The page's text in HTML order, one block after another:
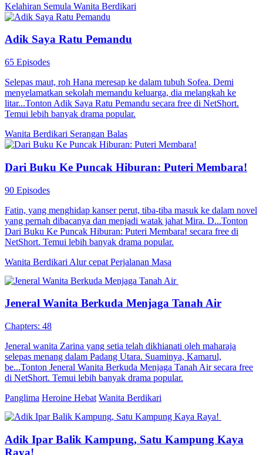
Kelahiran Semula Wanita Berdikari
Adik Saya Ratu Pemandu
65 Episodes
Selepas maut, roh Hana meresap ke dalam tubuh Sofea. Demi
menyelamatkan sekolah memandu keluarga, dia melangkah ke
litar...Tonton Adik Saya Ratu Pemandu secara free di NetShort.
Temui lebih banyak drama popular.
Wanita Berdikari Serangan Balas
Dari Buku Ke Puncak Hiburan: Puteri Membara!
90 Episodes
Fatin, yang menghidap kanser perut, tiba-tiba masuk ke dalam novel
yang pernah dibacanya dan menjadi watak jahat Mira. D...Tonton
Dari Buku Ke Puncak Hiburan: Puteri Membara! secara free di
NetShort. Temui lebih banyak drama popular.
Wanita Berdikari Alur cepat Perjalanan Masa
Jeneral Wanita Berkuda Menjaga Tanah Air
Chapters: 48
Jeneral wanita Zarina yang setia telah dikhianati oleh maharaja
selepas menang dalam Padang Utara. Suaminya, Kamarul,
be...Tonton Jeneral Wanita Berkuda Menjaga Tanah Air secara free
di NetShort. Temui lebih banyak drama popular.
Panglima Heroine Hebat Wanita Berdikari
Adik Ipar Balik Kampung, Satu Kampung Kaya
Raya!